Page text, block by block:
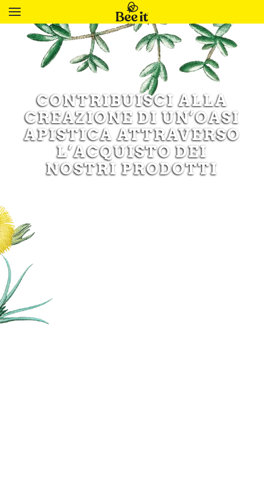
CONTRIBUISCI ALLA
CREAZIONE DI UN’OASI
APISTICA ATTRAVERSO
L’ACQUISTO DEI
NOSTRI PRODOTTI